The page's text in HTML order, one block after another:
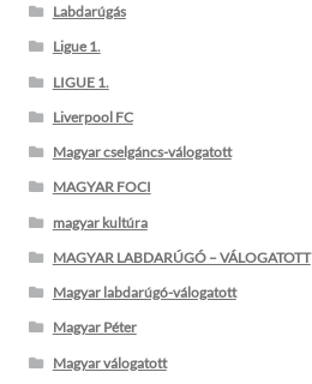
Labdarúgás
Ligue 1.
LIGUE 1.
Liverpool FC
Magyar cselgáncs-válogatott
MAGYAR FOCI
magyar kultúra
MAGYAR LABDARÚGÓ – VÁLOGATOTT
Magyar labdarúgó-válogatott
Magyar Péter
Magyar válogatott